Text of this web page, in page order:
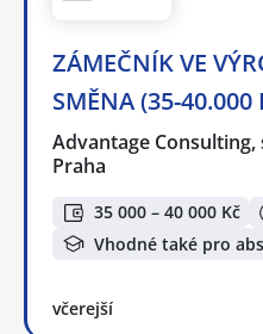
ZÁMEČNÍK VE
SMĚNA (35-40.000
Advantage Consulting,
Praha
35 000 – 40 000 Kč
Vhodné také pro
včerejší